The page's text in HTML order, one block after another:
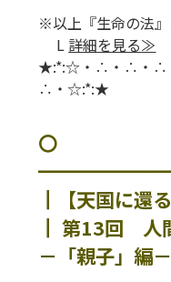
※以上『生命の法
L 詳細を見る≫
★:*:☆・∴・∴・
∴・☆:*:★
〇
┃【天国に還
┃ 第13回 人
－「親子」編－